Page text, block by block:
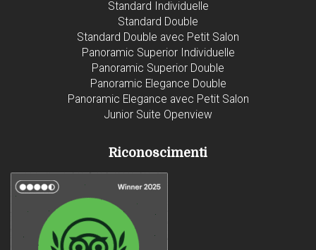
Standard Individuelle
Standard Double
Standard Double avec Petit Salon
Panoramic Superior Individuelle
Panoramic Superior Double
Panoramic Elegance Double
Panoramic Elegance avec Petit Salon
Junior Suite Openview
Riconoscimenti